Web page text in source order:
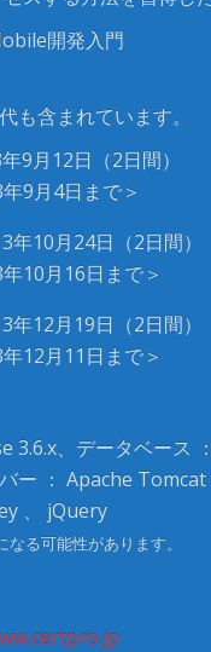
開発入門
含まれています。
9月12日（2日間）
9月4日まで＞
10月24日（2日間）
10月16日まで＞
12月19日（2日間）
12月11日まで＞
3.6.x、データベース
ー ： Apache Tomcat
、 jQuery
る可能性があります。